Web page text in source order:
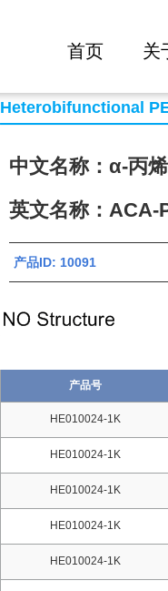
首页 关
ACA-PEG-SCM
Heterobifunctional
中文名称：α-丙
英文名称：ACA-
产品ID: 10091
产品号
HE010024-1K
HE010024-1K
HE010024-1K
HE010024-1K
HE010024-1K